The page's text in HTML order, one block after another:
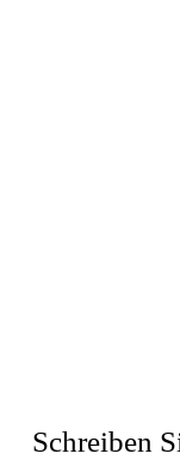
Schreiben